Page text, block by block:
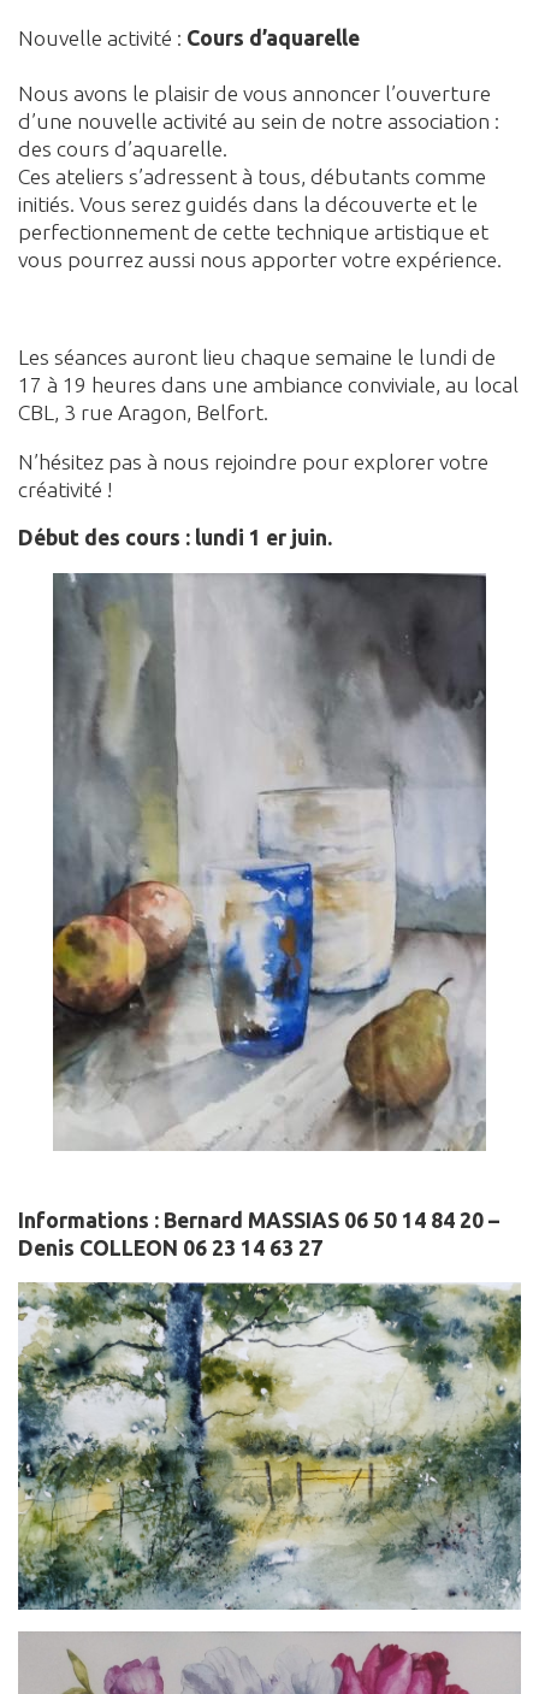
Nouvelle activité : Cours d’aquarelle
Nous avons le plaisir de vous annoncer l’ouverture
d’une nouvelle activité au sein de notre association :
des cours d’aquarelle.
Ces ateliers s’adressent à tous, débutants comme
initiés. Vous serez guidés dans la découverte et le
perfectionnement de cette technique artistique et
vous pourrez aussi nous apporter votre expérience.
Les séances auront lieu chaque semaine le lundi de
17 à 19 heures dans une ambiance conviviale, au local
CBL, 3 rue Aragon, Belfort.
N’hésitez pas à nous rejoindre pour explorer votre
créativité !
Début des cours : lundi 1 er juin.
Informations : Bernard MASSIAS 06 50 14 84 20 –
Denis COLLEON 06 23 14 63 27